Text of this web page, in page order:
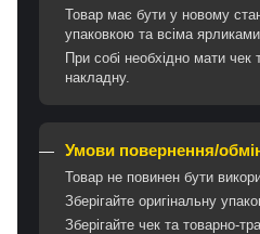
Товар має бути у новому
упаковкою та всіма ярликами.
При собі необхідно мати чек
накладну.
Умови повернення/
Товар не повинен бути
Зберігайте оригінальну
Зберігайте чек та товарно-